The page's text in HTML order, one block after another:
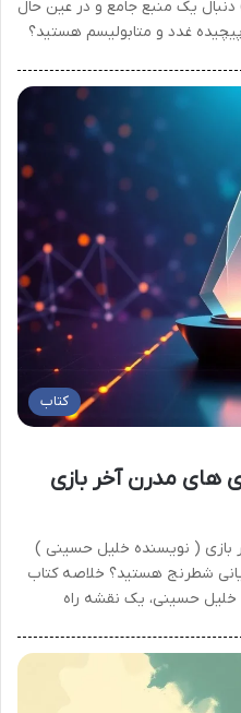
یک منبع جامع و در عین حال
غدد و متابولیسم هستید؟
کتاب
های مدرن آخر بازی
بازی ( نویسنده خلیل حسینی )
شطرنج هستید؟ خلاصه کتاب
خلیل حسینی، یک نقشه راه